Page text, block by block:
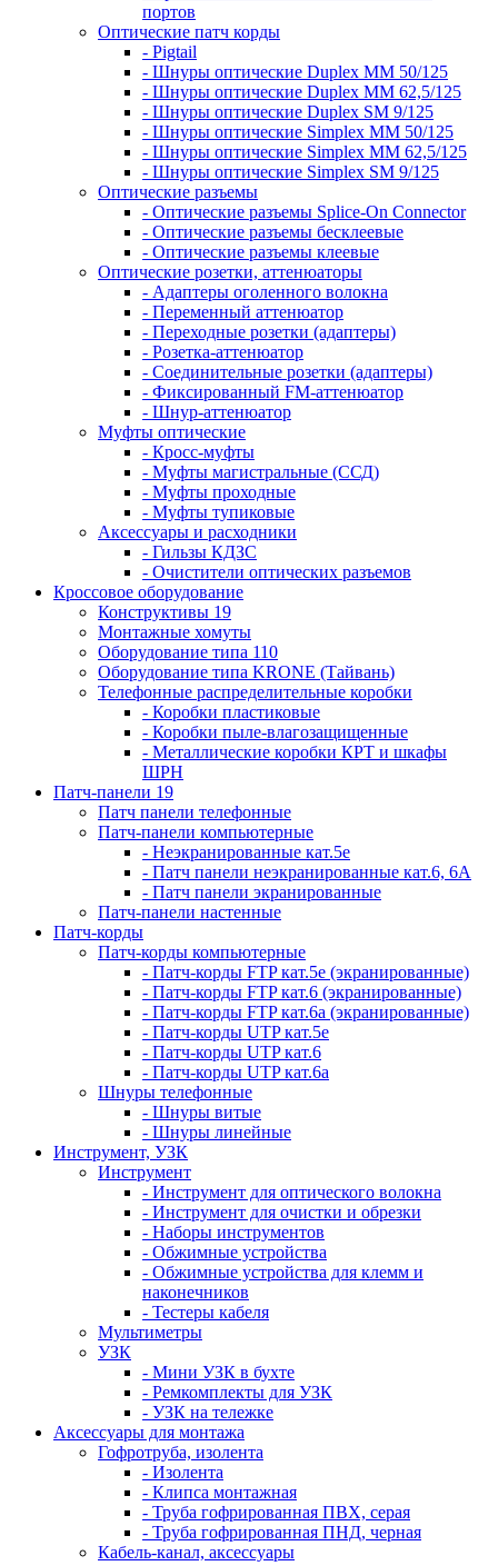
портов
Оптические патч корды
- Pigtail
- Шнуры оптические Duplex MM 50/125
- Шнуры оптические Duplex MM 62,5/125
- Шнуры оптические Duplex SM 9/125
- Шнуры оптические Simplex MM 50/125
- Шнуры оптические Simplex MM 62,5/125
- Шнуры оптические Simplex SM 9/125
Оптические разъемы
- Оптические разъемы Splice-On Connector
- Оптические разъемы бесклеевые
- Оптические разъемы клеевые
Оптические розетки, аттенюаторы
- Адаптеры оголенного волокна
- Переменный аттенюатор
- Переходные розетки (адаптеры)
- Розетка-аттенюатор
- Соединительные розетки (адаптеры)
- Фиксированный FM-аттенюатор
- Шнур-аттенюатор
Муфты оптические
- Кросс-муфты
- Муфты магистральные (ССД)
- Муфты проходные
- Муфты тупиковые
Аксессуары и расходники
- Гильзы КДЗС
- Очистители оптических разъемов
Кроссовое оборудование
Конструктивы 19
Монтажные хомуты
Оборудование типа 110
Оборудование типа KRONE (Тайвань)
Телефонные распределительные коробки
- Коробки пластиковые
- Коробки пыле-влагозащищенные
- Металлические коробки КРТ и шкафы
ШРН
Патч-панели 19
Патч панели телефонные
Патч-панели компьютерные
- Неэкранированные кат.5е
- Патч панели неэкранированные кат.6, 6А
- Патч панели экранированные
Патч-панели настенные
Патч-корды
Патч-корды компьютерные
- Патч-корды FTP кат.5е (экранированные)
- Патч-корды FTP кат.6 (экранированные)
- Патч-корды FTP кат.6а (экранированные)
- Патч-корды UTP кат.5е
- Патч-корды UTP кат.6
- Патч-корды UTP кат.6а
Шнуры телефонные
- Шнуры витые
- Шнуры линейные
Инструмент, УЗК
Инструмент
- Инструмент для оптического волокна
- Инструмент для очистки и обрезки
- Наборы инструментов
- Обжимные устройства
- Обжимные устройства для клемм и
наконечников
- Тестеры кабеля
Мультиметры
УЗК
- Мини УЗК в бухте
- Ремкомплекты для УЗК
- УЗК на тележке
Аксессуары для монтажа
Гофротруба, изолента
- Изолента
- Клипса монтажная
- Труба гофрированная ПВХ, серая
- Труба гофрированная ПНД, черная
Кабель-канал, аксессуары